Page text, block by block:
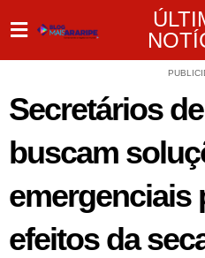
Secretários
buscam
emergenciais
efeitos da